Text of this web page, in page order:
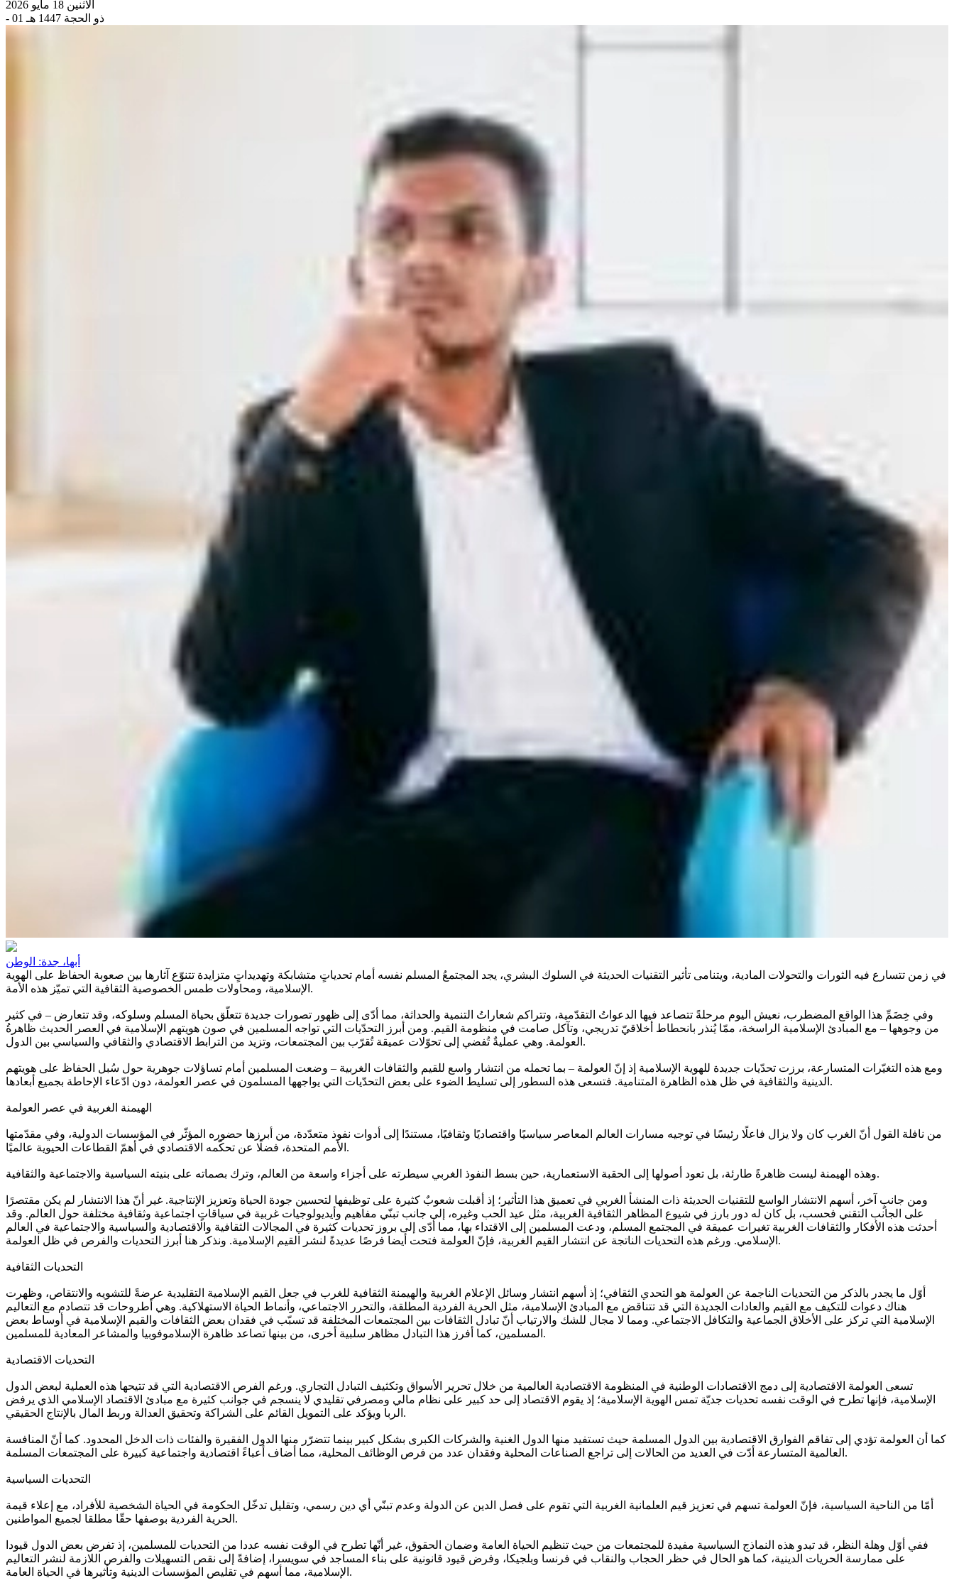
الاثنين 18 مايو 2026
- 01 ذو الحجة 1447 هـ
أبها، جدة: الوطن
في زمن تتسارع فيه الثورات والتحولات المادية، ويتنامى تأثير التقنيات الحديثة في السلوك البشري، يجد المجتمعُ المسلم نفسه أمام تحدياتٍ متشابكة وتهديداتٍ متزايدة تتنوّع آثارها بين صعوبة الحفاظ على الهوية
الإسلامية، ومحاولات طمس الخصوصية الثقافية التي تميّز هذه الأمة.
وفي خِضَمِّ هذا الواقع المضطرب، نعيش اليوم مرحلةً تتصاعد فيها الدعواتُ التقدّمية، وتتراكم شعاراتُ التنمية والحداثة، مما أدّى إلى ظهور تصورات جديدة تتعلّق بحياة المسلم وسلوكه، وقد تتعارض – في كثير
من وجوهها – مع المبادئ الإسلامية الراسخة، ممّا يُنذر بانحطاط أخلاقيّ تدريجي، وتآكل صامت في منظومة القيم. ومن أبرز التحدّيات التي تواجه المسلمين في صون هويتهم الإسلامية في العصر الحديث ظاهرةُ
العولمة. وهي عمليةٌ تُفضي إلى تحوّلات عميقة تُقرّب بين المجتمعات، وتزيد من الترابط الاقتصادي والثقافي والسياسي بين الدول.
ومع هذه التغيّرات المتسارعة، برزت تحدّيات جديدة للهوية الإسلامية إذ إنّ العولمة – بما تحمله من انتشار واسع للقيم والثقافات الغربية – وضعت المسلمين أمام تساؤلات جوهرية حول سُبل الحفاظ على هويتهم
الدينية والثقافية في ظل هذه الظاهرة المتنامية. فتسعى هذه السطور إلى تسليط الضوء على بعض التحدّيات التي يواجهها المسلمون في عصر العولمة، دون ادّعاء الإحاطة بجميع أبعادها.
الهيمنة الغربية في عصر العولمة
من نافلة القول أنّ الغرب كان ولا يزال فاعلًا رئيسًا في توجيه مسارات العالم المعاصر سياسيًا واقتصاديًا وثقافيًا، مستندًا إلى أدوات نفوذ متعدّدة، من أبرزها حضوره المؤثّر في المؤسسات الدولية، وفي مقدّمتها
الأمم المتحدة، فضلًا عن تحكّمه الاقتصادي في أهمّ القطاعات الحيوية عالميًا.
وهذه الهيمنة ليست ظاهرةً طارئة، بل تعود أصولها إلى الحقبة الاستعمارية، حين بسط النفوذ الغربي سيطرته على أجزاء واسعة من العالم، وترك بصماته على بنيته السياسية والاجتماعية والثقافية.
ومن جانبٍ آخر، أسهم الانتشار الواسع للتقنيات الحديثة ذات المنشأ الغربي في تعميق هذا التأثير؛ إذ أقبلت شعوبٌ كثيرة على توظيفها لتحسين جودة الحياة وتعزيز الإنتاجية. غير أنّ هذا الانتشار لم يكن مقتصرًا
على الجانب التقني فحسب، بل كان له دور بارز في شيوع المظاهر الثقافية الغربية، مثل عيد الحب وغيره، إلى جانب تبنّي مفاهيم وأيديولوجيات غربية في سياقاتٍ اجتماعية وثقافية مختلفة حول العالم. وقد
أحدثت هذه الأفكار والثقافات الغربية تغيرات عميقة في المجتمع المسلم، ودعت المسلمين إلى الاقتداء بها، مما أدّى إلى بروز تحديات كثيرة في المجالات الثقافية والاقتصادية والسياسية والاجتماعية في العالم
الإسلامي. ورغم هذه التحديات الناتجة عن انتشار القيم الغربية، فإنّ العولمة فتحت أيضا فرصًا عديدةً لنشر القيم الإسلامية. ونذكر هنا أبرز التحديات والفرص في ظل العولمة.
التحديات الثقافية
أوّل ما يجدر بالذكر من التحديات الناجمة عن العولمة هو التحدي الثقافي؛ إذ أسهم انتشار وسائل الإعلام الغربية والهيمنة الثقافية للغرب في جعل القيم الإسلامية التقليدية عرضةً للتشويه والانتقاص، وظهرت
هناك دعوات للتكيف مع القيم والعادات الجديدة التي قد تتناقض مع المبادئ الإسلامية، مثل الحرية الفردية المطلقة، والتحرر الاجتماعي، وأنماط الحياة الاستهلاكية. وهي أطروحات قد تتصادم مع التعاليم
الإسلامية التي تركز على الأخلاق الجماعية والتكافل الاجتماعي. ومما لا مجال للشك والارتياب أنّ تبادل الثقافات بين المجتمعات المختلفة قد تسبّب في فقدان بعض الثقافات والقيم الإسلامية في أوساط بعض
المسلمين، كما أفرز هذا التبادل مظاهر سلبية أخرى، من بينها تصاعد ظاهرة الإسلاموفوبيا والمشاعر المعادية للمسلمين.
التحديات الاقتصادية
تسعى العولمة الاقتصادية إلى دمج الاقتصادات الوطنية في المنظومة الاقتصادية العالمية من خلال تحرير الأسواق وتكثيف التبادل التجاري. ورغم الفرص الاقتصادية التي قد تتيحها هذه العملية لبعض الدول
الإسلامية، فإنها تطرح في الوقت نفسه تحديات جديّة تمس الهوية الإسلامية؛ إذ يقوم الاقتصاد إلى حد كبير على نظام مالي ومصرفي تقليدي لا ينسجم في جوانب كثيرة مع مبادئ الاقتصاد الإسلامي الذي يرفض
الربا ويؤكد على التمويل القائم على الشراكة وتحقيق العدالة وربط المال بالإنتاج الحقيقي.
كما أن العولمة تؤدي إلى تفاقم الفوارق الاقتصادية بين الدول المسلمة حيث تستفيد منها الدول الغنية والشركات الكبرى بشكل كبير بينما تتضرّر منها الدول الفقيرة والفئات ذات الدخل المحدود. كما أنّ المنافسة
العالمية المتسارعة أدّت في العديد من الحالات إلى تراجع الصناعات المحلية وفقدان عدد من فرص الوظائف المحلية، مما أضاف أعباءً اقتصادية واجتماعية كبيرة على المجتمعات المسلمة.
التحديات السياسية
أمّا من الناحية السياسية، فإنّ العولمة تسهم في تعزيز قيم العلمانية الغربية التي تقوم على فصل الدين عن الدولة وعدم تبنّي أي دين رسمي، وتقليل تدخّل الحكومة في الحياة الشخصية للأفراد، مع إعلاء قيمة
الحرية الفردية بوصفها حقّا مطلقا لجميع المواطنين.
ففي أوّل وهلة النظر، قد تبدو هذه النماذج السياسية مفيدة للمجتمعات من حيث تنظيم الحياة العامة وضمان الحقوق، غير أنّها تطرح في الوقت نفسه عددا من التحديات للمسلمين، إذ تفرض بعض الدول قيودا
على ممارسة الحريات الدينية، كما هو الحال في حظر الحجاب والنقاب في فرنسا وبلجيكا، وفرض قيود قانونية على بناء المساجد في سويسرا، إضافةً إلى نقص التسهيلات والفرص اللازمة لنشر التعاليم
الإسلامية، مما أسهم في تقليص المؤسسات الدينية وتأثيرها في الحياة العامة.